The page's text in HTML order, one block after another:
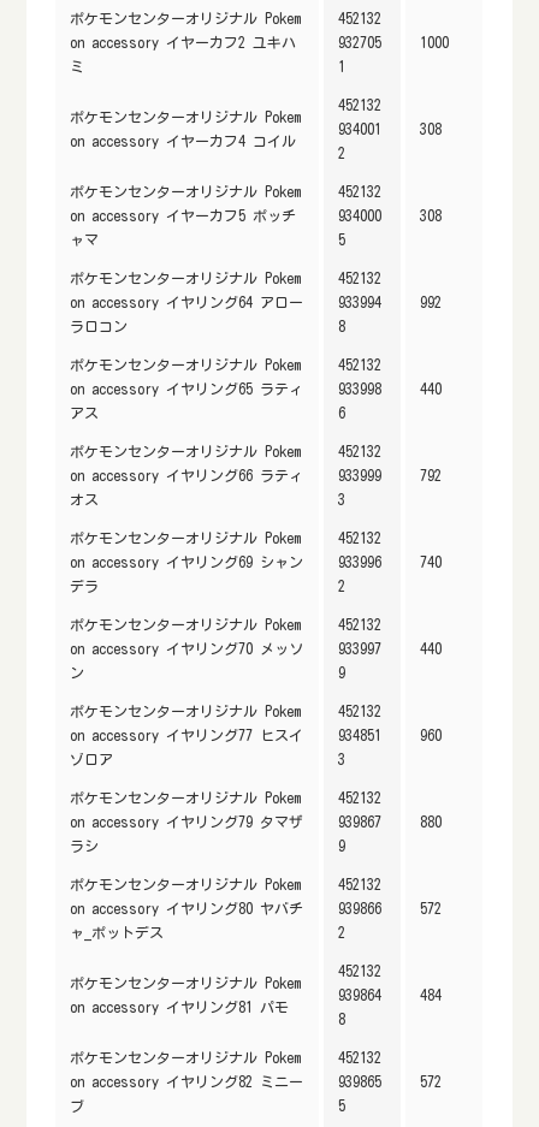
ポケモンセンターオリジナル Pokem
on accessory イヤーカフ2 ユキハ
ミ
452132
932705
1
1000
ポケモンセンターオリジナル Pokem
on accessory イヤーカフ4 コイル
452132
934001
2
308
ポケモンセンターオリジナル Pokem
on accessory イヤーカフ5 ポッチ
ャマ
452132
934000
5
308
ポケモンセンターオリジナル Pokem
on accessory イヤリング64 アロー
ラロコン
452132
933994
8
992
ポケモンセンターオリジナル Pokem
on accessory イヤリング65 ラティ
アス
452132
933998
6
440
ポケモンセンターオリジナル Pokem
on accessory イヤリング66 ラティ
オス
452132
933999
3
792
ポケモンセンターオリジナル Pokem
on accessory イヤリング69 シャン
デラ
452132
933996
2
740
ポケモンセンターオリジナル Pokem
on accessory イヤリング70 メッソ
ン
452132
933997
9
440
ポケモンセンターオリジナル Pokem
on accessory イヤリング77 ヒスイ
ゾロア
452132
934851
3
960
ポケモンセンターオリジナル Pokem
on accessory イヤリング79 タマザ
ラシ
452132
939867
9
880
ポケモンセンターオリジナル Pokem
on accessory イヤリング80 ヤバチ
ャ_ポットデス
452132
939866
2
572
ポケモンセンターオリジナル Pokem
on accessory イヤリング81 パモ
452132
939864
8
484
ポケモンセンターオリジナル Pokem
on accessory イヤリング82 ミニー
ブ
452132
939865
5
572